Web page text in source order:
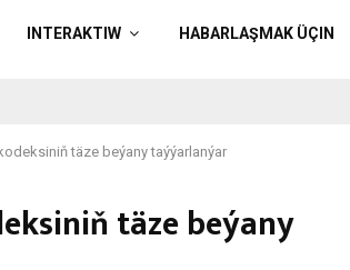
INTERAKTIW HABARLAŞMAK ÜÇIN
täze beýany taýýarlanýar
täze beýany